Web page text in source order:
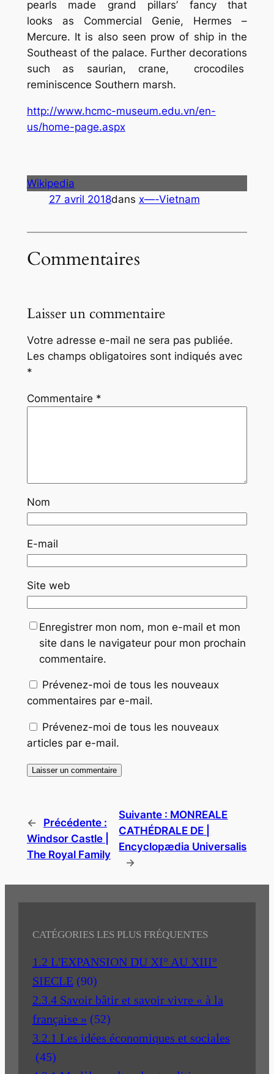
pearls made grand pillars’ fancy that
looks as Commercial Genie, Hermes –
Mercure. It is also seen prow of ship in the
Southeast of the palace. Further decorations
such as saurian, crane, crocodiles
reminiscence Southern marsh.
http://www.hcmc-museum.edu.vn/en-
us/home-page.aspx
Wikipedia
27 avril 2018dans x—-Vietnam
Commentaires
Laisser un commentaire
Votre adresse e-mail ne sera pas publiée.
Les champs obligatoires sont indiqués avec
*
Commentaire *
Nom
E-mail
Site web
Enregistrer mon nom, mon e-mail et mon
site dans le navigateur pour mon prochain
commentaire.
Prévenez-moi de tous les nouveaux
commentaires par e-mail.
Prévenez-moi de tous les nouveaux
articles par e-mail.
←
Précédente :
Windsor Castle |
The Royal Family
Suivante : MONREALE
CATHÉDRALE DE |
Encyclopædia Universalis
→
CATÉGORIES LES PLUS FRÉQUENTES
1.2 L'EXPANSION DU XI° AU XIII°
SIECLE (90)
2.3.4 Savoir bâtir et savoir vivre « à la
française » (52)
3.2.1 Les idées économiques et sociales
(45)